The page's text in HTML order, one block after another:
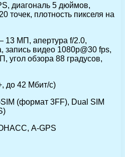
диагональ 5 дюймов,
точек, плотность пикселя на
13 МП, апертура f/2.0,
запись видео 1080p@30 fps,
обзора 88 градусов,
до 42 Мбит/с)
(формат 3FF), Dual SIM
A-GPS